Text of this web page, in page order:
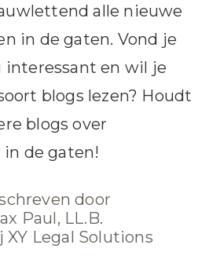
alle nieuwe
in de gaten. Vond je
interessant en wil je
blogs lezen? Houdt
blogs over
in de gaten!
door
Paul, LL.B.
Legal Solutions